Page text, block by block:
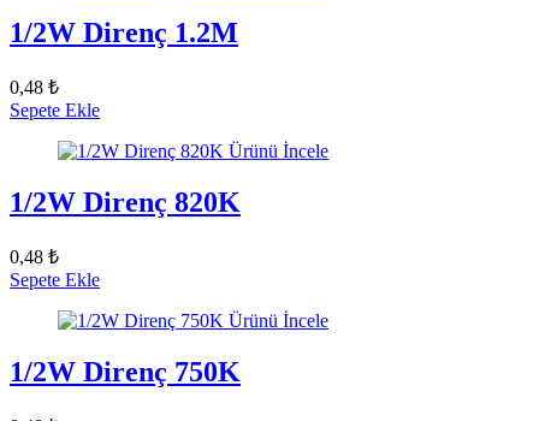
1/2W Direnç 1.2M
0,48 ₺
Sepete Ekle
Ürünü İncele
1/2W Direnç 820K
0,48 ₺
Sepete Ekle
Ürünü İncele
1/2W Direnç 750K